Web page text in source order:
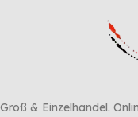
Groß & Einzelhandel.